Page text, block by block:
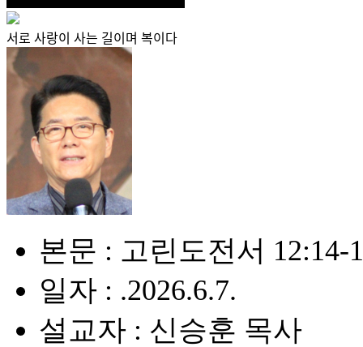
서로 사랑이 사는 길이며 복이다
본문 : 고린도전서 12:14-
일자 : .2026.6.7.
설교자 : 신승훈 목사